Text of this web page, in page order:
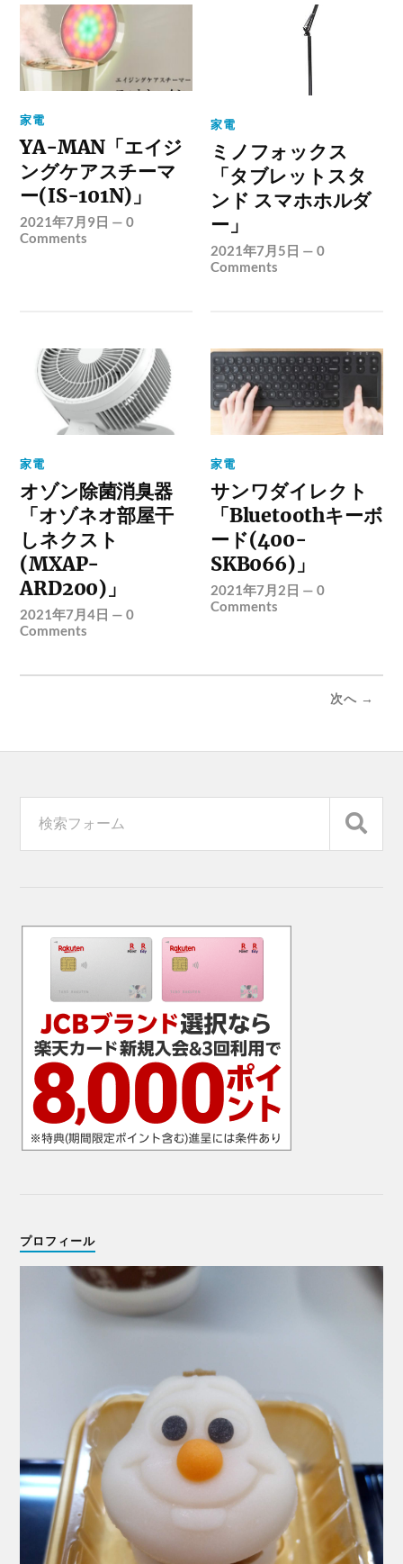
家電
YA-MAN「エイジ
ングケアスチーマ
ー(IS-101N)」
2021年7月9日 —0
Comments
家電
ミノフォックス
「タブレットスタ
ンド スマホホルダ
ー」
2021年7月5日 —0
Comments
家電
オゾン除菌消臭器
「オゾネオ部屋干
しネクスト
(MXAP-
ARD200)」
2021年7月4日 —0
Comments
家電
サンワダイレクト
「Bluetoothキーボ
ード(400-
SKB066)」
2021年7月2日 —0
Comments
次へ →
プロフィール